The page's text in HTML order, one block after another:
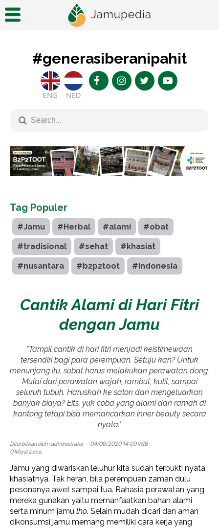
#generasiberanipahit
ENG NED
Tag Populer
#Jamu #Herbal #alami #obat
#tradisional #sehat #khasiat
#nusantara #b2p2toot #indonesia
Cantik Alami di Hari Fitri
dengan Jamu
"Tampil cantik di hari fitri menjadi keistimewaan
tersendiri bagi para perempuan. Setuju kan? Untuk
menunjang itu, sobat harus melakukan perawatan dong.
Mulai dari perawatan wajah, rambut, kulit, sampai
seluruh tubuh. Haruskah ke salon dan mengeluarkan
banyak biaya? Eits, yuk coba yang alami dan ramah di
kantong tetapi bisa memancarkan inner beauty secara
nyata."
Diterbitkan oleh : administrator- 04/06/2020 14:09 WIB
0 Menit baca.
Jamu yang diwariskan leluhur kita sudah terbukti nyata
khasiatnya. Tak heran, bila perempuan zaman dulu
pesonanya awet sampai tua. Rahasia perawatan yang
mereka gunakan yaitu memanfaatkan bahan alami
serta minum jamu lho. Selain mudah dicari dan aman
dikonsumsi jamu memang memiliki cara kerja yang